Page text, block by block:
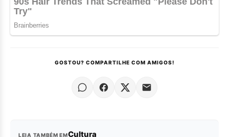
GOSTOU? COMPARTILHE COM AMIGOS!
LEIA TAMBÉM EMCultura